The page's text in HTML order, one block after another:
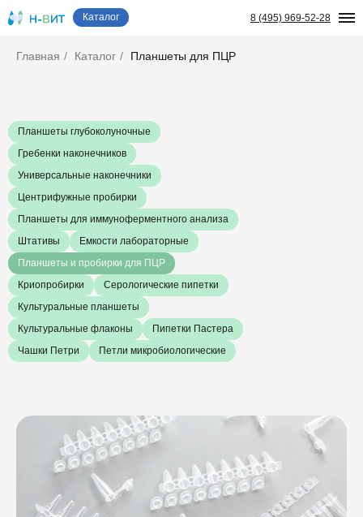
8 (495) 969-52-28
Каталог
Главная / Каталог / Планшеты для ПЦР
Планшеты глубоколуночные
Гребенки наконечников
Универсальные наконечники
Центрифужные пробирки
Планшеты для иммуноферментного анализа
Штативы
Емкости лабораторные
Планшеты и пробирки для ПЦР
Криопробирки
Серологические пипетки
Культуральные планшеты
Культуральные флаконы
Пипетки Пастера
Чашки Петри
Петли микробиологические